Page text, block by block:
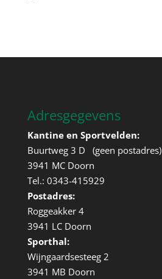
Adresgegevens
Kantine en Sportvelden:
Buurtweg 3 D (geen postadres)
3941 MC Doorn
Tel.: 0343-415929
Postadres:
Roggeakker 4
3941 LC Doorn
Sporthal:
Wijngaardsesteeg 2
3941 MB Doorn